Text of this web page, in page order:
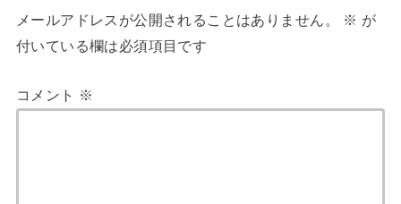
メールアドレスが公開されることはありません。 ※ が
付いている欄は必須項目です
コメント ※